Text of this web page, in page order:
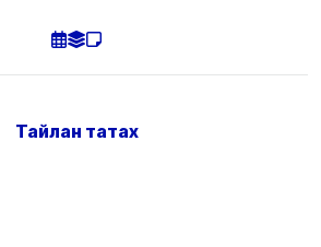
Тайлан татах